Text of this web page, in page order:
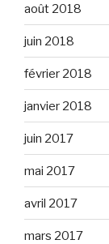
août 2018
juin 2018
février 2018
janvier 2018
juin 2017
mai 2017
avril 2017
mars 2017